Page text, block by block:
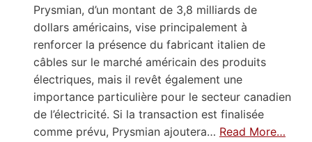
Prysmian, d’un montant de 3,8 milliards de
dollars américains, vise principalement à
renforcer la présence du fabricant italien de
câbles sur le marché américain des produits
électriques, mais il revêt également une
importance particulière pour le secteur canadien
de l’électricité. Si la transaction est finalisée
comme prévu, Prysmian ajoutera… Read More…